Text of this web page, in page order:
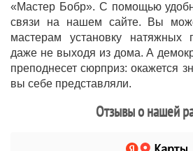
«Мастер Бобр». С помощью
связи на нашем сайте. Вы
мастерам установку натяжных
даже не выходя из дома. А
преподнесет сюрприз: окажется
вы себе представляли.
Отзывы о нашей